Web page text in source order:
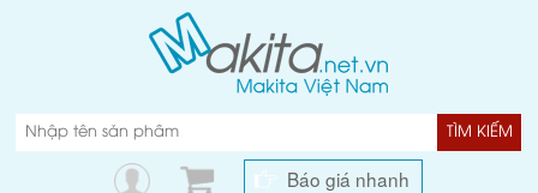
TÌM KIẾM
Báo giá nhanh